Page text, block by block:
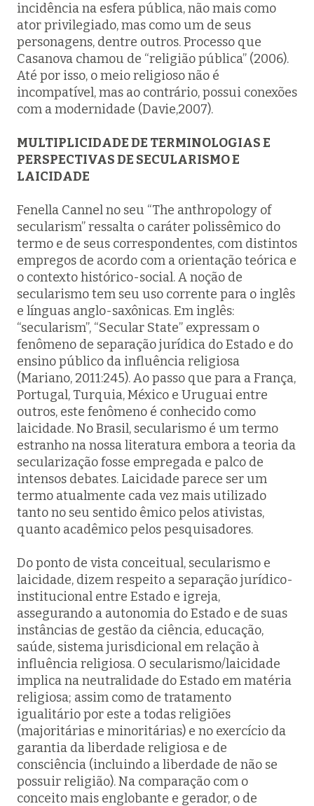
incidência na esfera pública, não mais como
ator privilegiado, mas como um de seus
personagens, dentre outros. Processo que
Casanova chamou de “religião pública” (2006).
Até por isso, o meio religioso não é
incompatível, mas ao contrário, possui conexões
com a modernidade (Davie,2007).
MULTIPLICIDADE DE TERMINOLOGIAS E
PERSPECTIVAS DE SECULARISMO E
LAICIDADE
Fenella Cannel no seu “The anthropology of
secularism” ressalta o caráter polissêmico do
termo e de seus correspondentes, com distintos
empregos de acordo com a orientação teórica e
o contexto histórico-social. A noção de
secularismo tem seu uso corrente para o inglês
e línguas anglo-saxônicas. Em inglês:
“secularism”, “Secular State” expressam o
fenômeno de separação jurídica do Estado e do
ensino público da influência religiosa
(Mariano, 2011:245). Ao passo que para a França,
Portugal, Turquia, México e Uruguai entre
outros, este fenômeno é conhecido como
laicidade. No Brasil, secularismo é um termo
estranho na nossa literatura embora a teoria da
secularização fosse empregada e palco de
intensos debates. Laicidade parece ser um
termo atualmente cada vez mais utilizado
tanto no seu sentido êmico pelos ativistas,
quanto acadêmico pelos pesquisadores.
Do ponto de vista conceitual, secularismo e
laicidade, dizem respeito a separação jurídico-
institucional entre Estado e igreja,
assegurando a autonomia do Estado e de suas
instâncias de gestão da ciência, educação,
saúde, sistema jurisdicional em relação à
influência religiosa. O secularismo/laicidade
implica na neutralidade do Estado em matéria
religiosa; assim como de tratamento
igualitário por este a todas religiões
(majoritárias e minoritárias) e no exercício da
garantia da liberdade religiosa e de
consciência (incluindo a liberdade de não se
possuir religião). Na comparação com o
conceito mais englobante e gerador, o de